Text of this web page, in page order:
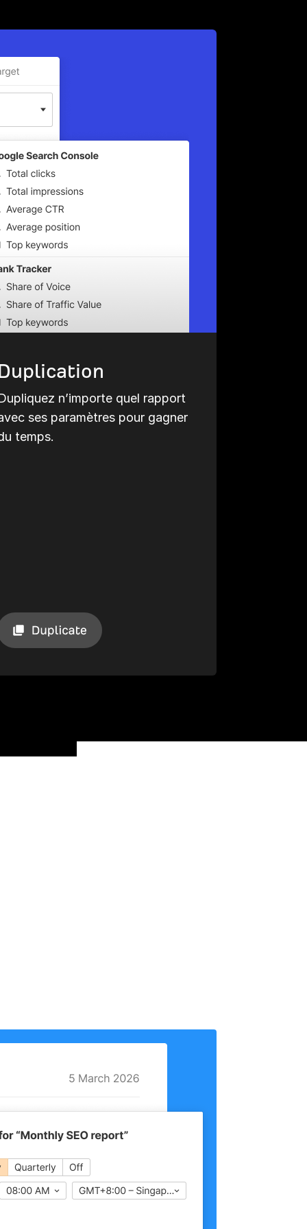
n’importe quel rapport
ses paramètres pour gagner
temps.